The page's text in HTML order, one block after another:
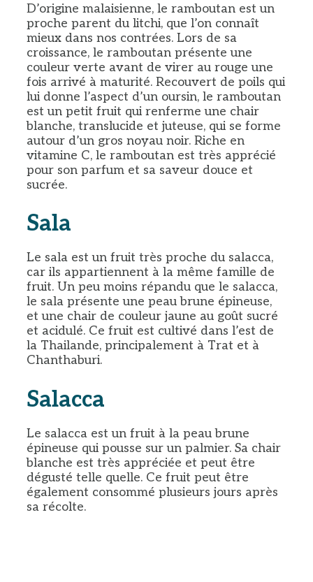
D’origine malaisienne, le ramboutan est un
proche parent du litchi, que l’on connaît
mieux dans nos contrées. Lors de sa
croissance, le ramboutan présente une
couleur verte avant de virer au rouge une
fois arrivé à maturité. Recouvert de poils qui
lui donne l’aspect d’un oursin, le ramboutan
est un petit fruit qui renferme une chair
blanche, translucide et juteuse, qui se forme
autour d’un gros noyau noir. Riche en
vitamine C, le ramboutan est très apprécié
pour son parfum et sa saveur douce et
sucrée.
Sala
Le sala est un fruit très proche du salacca,
car ils appartiennent à la même famille de
fruit. Un peu moins répandu que le salacca,
le sala présente une peau brune épineuse,
et une chair de couleur jaune au goût sucré
et acidulé. Ce fruit est cultivé dans l’est de
la Thailande, principalement à Trat et à
Chanthaburi.
Salacca
Le salacca est un fruit à la peau brune
épineuse qui pousse sur un palmier. Sa chair
blanche est très appréciée et peut être
dégusté telle quelle. Ce fruit peut être
également consommé plusieurs jours après
sa récolte.